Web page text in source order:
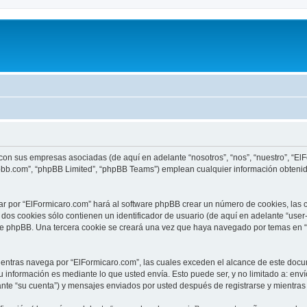
sus empresas asociadas (de aquí en adelante “nosotros”, “nos”, “nuestro”,
“phpBB Limited”, “phpBB Teams”) emplean cualquier información
“ElFormicaro.com” hará al software phpBB crear un número de cookies,
cookies sólo contienen un identificador de usuario (de aquí en adelante
phpBB. Una tercera cookie se creará una vez que haya navegado por temas
navega por “ElFormicaro.com”, las cuales exceden el alcance de este
es mediante lo que usted envía. Esto puede ser, y no limitado a:
“su cuenta”) y mensajes enviados por usted después de registrarse y